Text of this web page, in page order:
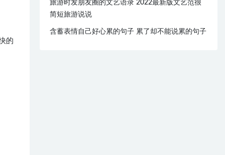
的
旅游时发朋友圈的文艺语录 2022最新版文艺范很
简短旅游说说
含蓄表情自己好心累的句子 累了却不能说累的句子